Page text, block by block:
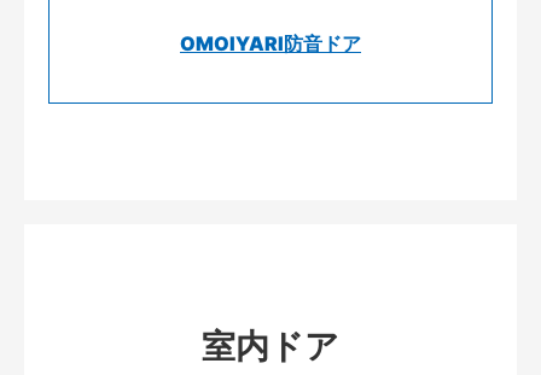
OMOIYARI防音ドア
室内ドア